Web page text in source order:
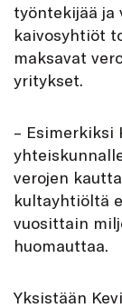
työntekijää ja
kaivosyhtiöt
maksavat
yritykset.
–
verojen
kultayhtiöltä
vuosittain
huomauttaa.
Yksistään